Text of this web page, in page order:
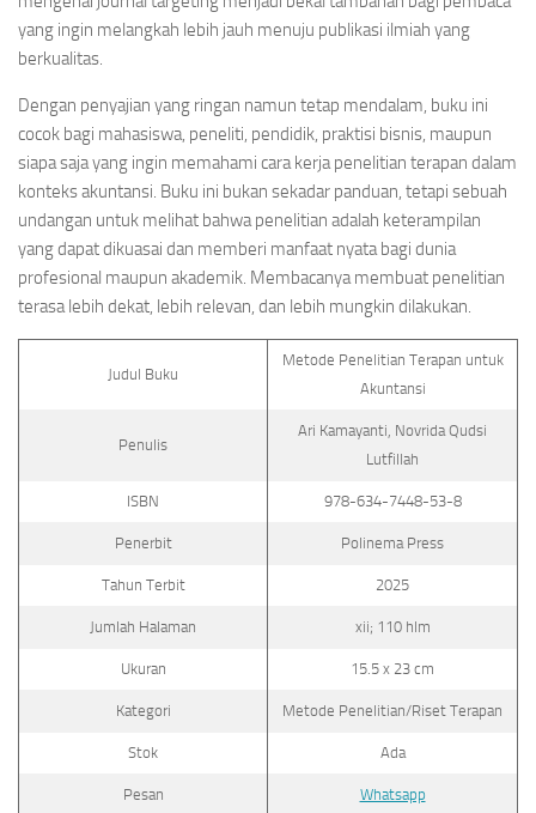
yang ingin melangkah lebih jauh menuju publikasi ilmiah yang
berkualitas.
Dengan penyajian yang ringan namun tetap mendalam, buku ini
cocok bagi mahasiswa, peneliti, pendidik, praktisi bisnis, maupun
siapa saja yang ingin memahami cara kerja penelitian terapan dalam
konteks akuntansi. Buku ini bukan sekadar panduan, tetapi sebuah
undangan untuk melihat bahwa penelitian adalah keterampilan
yang dapat dikuasai dan memberi manfaat nyata bagi dunia
profesional maupun akademik. Membacanya membuat penelitian
terasa lebih dekat, lebih relevan, dan lebih mungkin dilakukan.
Judul Buku
Metode Penelitian Terapan untuk
Akuntansi
Penulis
Ari Kamayanti, Novrida Qudsi
Lutfillah
ISBN 978-634-7448-53-8
Penerbit Polinema Press
Tahun Terbit 2025
Jumlah Halaman xii; 110 hlm
Ukuran 15.5 x 23 cm
Kategori Metode Penelitian/Riset Terapan
Stok Ada
Pesan Whatsapp